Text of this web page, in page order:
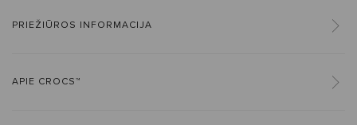
PRIEŽIŪROS INFORMACIJA
APIE CROCS™